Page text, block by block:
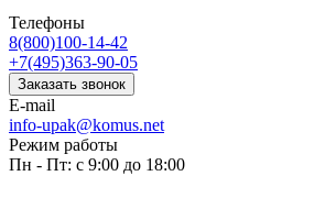
Телефоны
8(800)100-14-42
+7(495)363-90-05
Заказать звонок
E-mail
info-upak@komus.net
Режим работы
Пн - Пт: с 9:00 до 18:00